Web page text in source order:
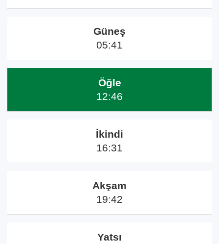
Güneş
05:41
Öğle
12:46
İkindi
16:31
Akşam
19:42
Yatsı